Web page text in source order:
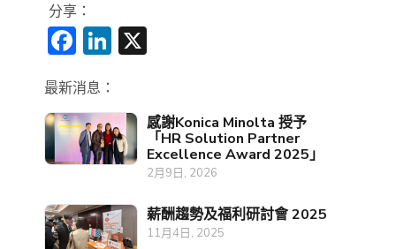
分享：
Facebook
LinkedIn
最新消息：
感謝Konica Minolta 授予
「HR Solution Partner
Excellence Award 2025」
2月9日, 2026
薪酬趨勢及福利研討會 2025
11月4日, 2025